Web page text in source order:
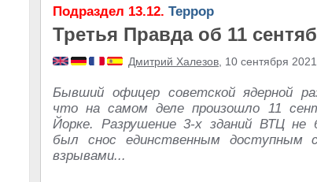
Подраздел 13.12. Террор
Третья Правда об 11
Дмитрий Халезов , 10 сентября 2021
Бывший офицер советской ядерной
что на самом деле произошло 11
Йорке. Разрушение 3-х зданий ВТЦ
был снос единственным доступным
взрывами...